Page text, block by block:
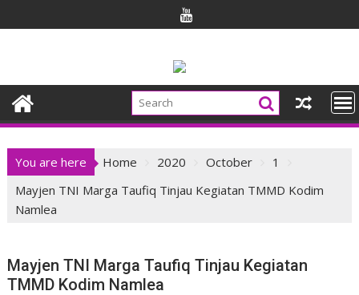
to
You are here Home 2020 October
1
Mayjen TNI Marga Taufiq Tinjau Kegiatan TMMD Kodim
Namlea
Mayjen TNI Marga Taufiq Tinjau Kegiatan
TMMD Kodim Namlea